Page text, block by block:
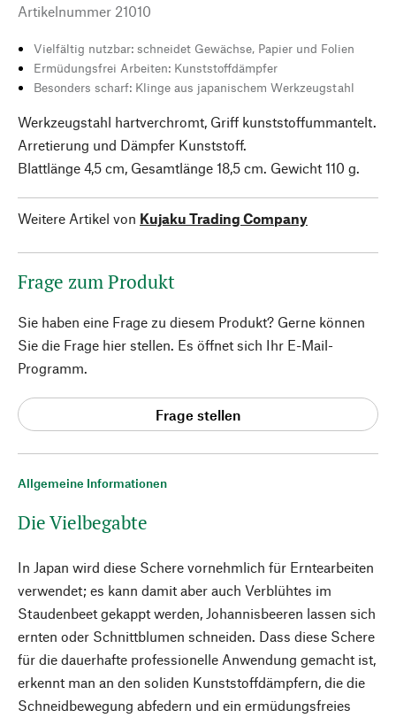
Allgemeine Informationen
Die Vielbegabte
In Japan wird diese Schere vornehmlich für Erntearbeiten
verwendet; es kann damit aber auch Verblühtes im
Staudenbeet gekappt werden, Johannisbeeren lassen sich
ernten oder Schnittblumen schneiden. Dass diese Schere
für die dauerhafte professionelle Anwendung gemacht ist,
erkennt man an den soliden Kunststoffdämpfern, die die
Schneidbewegung abfedern und ein ermüdungsfreies
Artikelnummer 21010
Vielfältig nutzbar: schneidet Gewächse, Papier und Folien
Ermüdungsfrei Arbeiten: Kunststoffdämpfer
Besonders scharf: Klinge aus japanischem Werkzeugstahl
Werkzeugstahl hartverchromt, Griff kunststoffummantelt.
Arretierung und Dämpfer Kunststoff.
Blattlänge 4,5 cm, Gesamtlänge 18,5 cm. Gewicht 110 g.
Weitere Artikel von Kujaku Trading Company
Frage zum Produkt
Sie haben eine Frage zu diesem Produkt? Gerne können
Sie die Frage hier stellen. Es öffnet sich Ihr E-Mail-
Programm.
Frage stellen